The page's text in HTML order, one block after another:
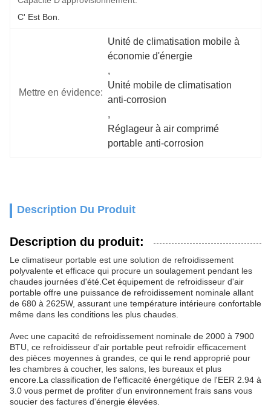
C' Est Bon.
Mettre en évidence:
Unité de climatisation mobile à
économie d'énergie
,
Unité mobile de climatisation
anti-corrosion
,
Réglageur à air comprimé
portable anti-corrosion
Description Du Produit
Description du produit:
Le climatiseur portable est une solution de refroidissement
polyvalente et efficace qui procure un soulagement pendant les
chaudes journées d'été.Cet équipement de refroidisseur d'air
portable offre une puissance de refroidissement nominale allant
de 680 à 2625W, assurant une température intérieure confortable
même dans les conditions les plus chaudes.
Avec une capacité de refroidissement nominale de 2000 à 7900
BTU, ce refroidisseur d'air portable peut refroidir efficacement
des pièces moyennes à grandes, ce qui le rend approprié pour
les chambres à coucher, les salons, les bureaux et plus
encore.La classification de l'efficacité énergétique de l'EER 2.94 à
3.0 vous permet de profiter d'un environnement frais sans vous
soucier des factures d'énergie élevées.